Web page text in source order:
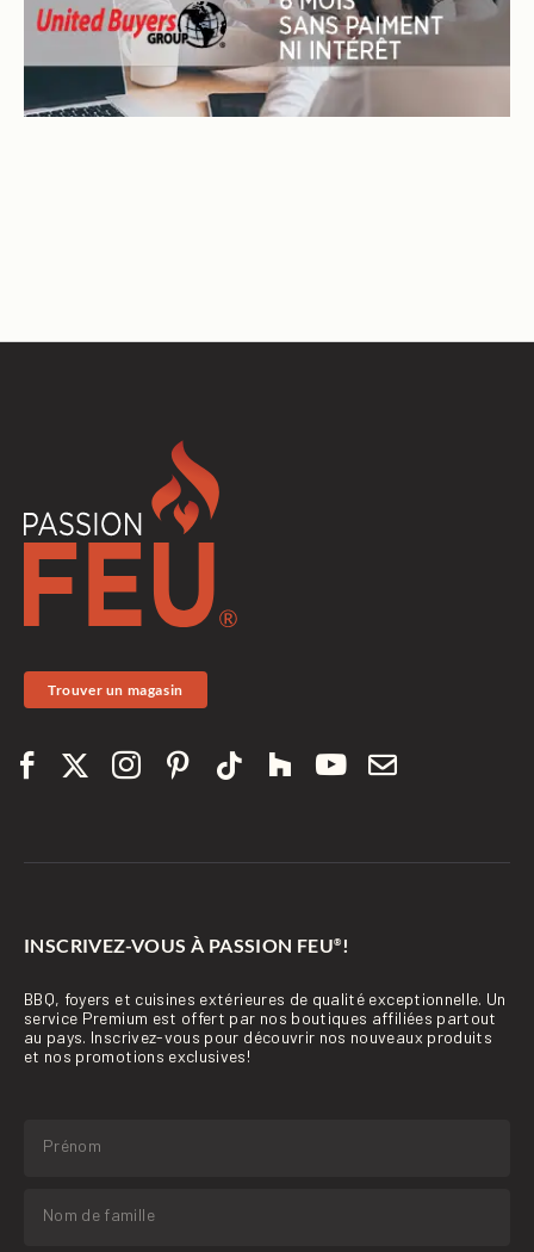
Trouver un magasin
INSCRIVEZ-VOUS À PASSION FEU® !
BBQ, foyers et cuisines extérieures de qualité exceptionnelle. Un
service Premium est offert par nos boutiques affiliées partout
au pays. Inscrivez-vous pour découvrir nos nouveaux produits
et nos promotions exclusives!